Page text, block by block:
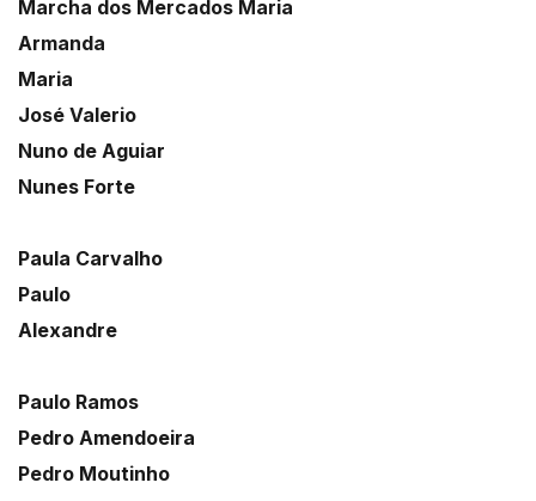
Marcha dos Mercados Maria
Armanda
Maria
José Valerio
Nuno de Aguiar
Nunes Forte
Paula Carvalho
Paulo
Alexandre
Paulo Ramos
Pedro Amendoeira
Pedro Moutinho